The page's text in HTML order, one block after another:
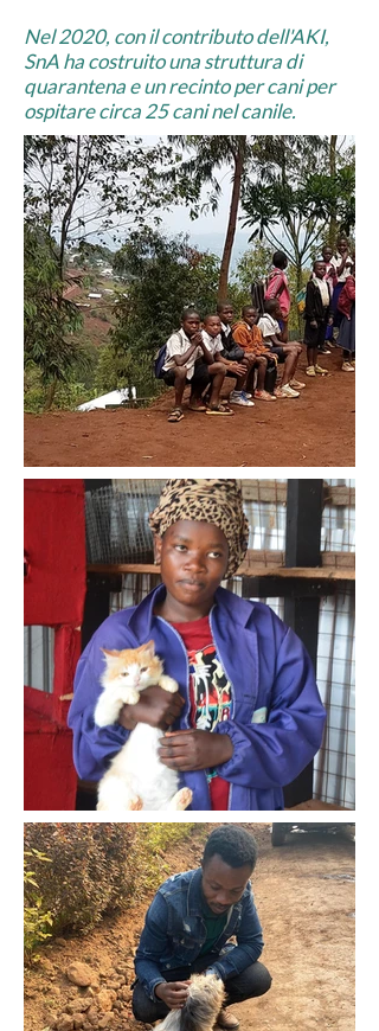
Nel 2020, con il contributo dell'AKI,
SnA ha costruito una struttura di
quarantena e un recinto per cani per
ospitare circa 25 cani nel canile.